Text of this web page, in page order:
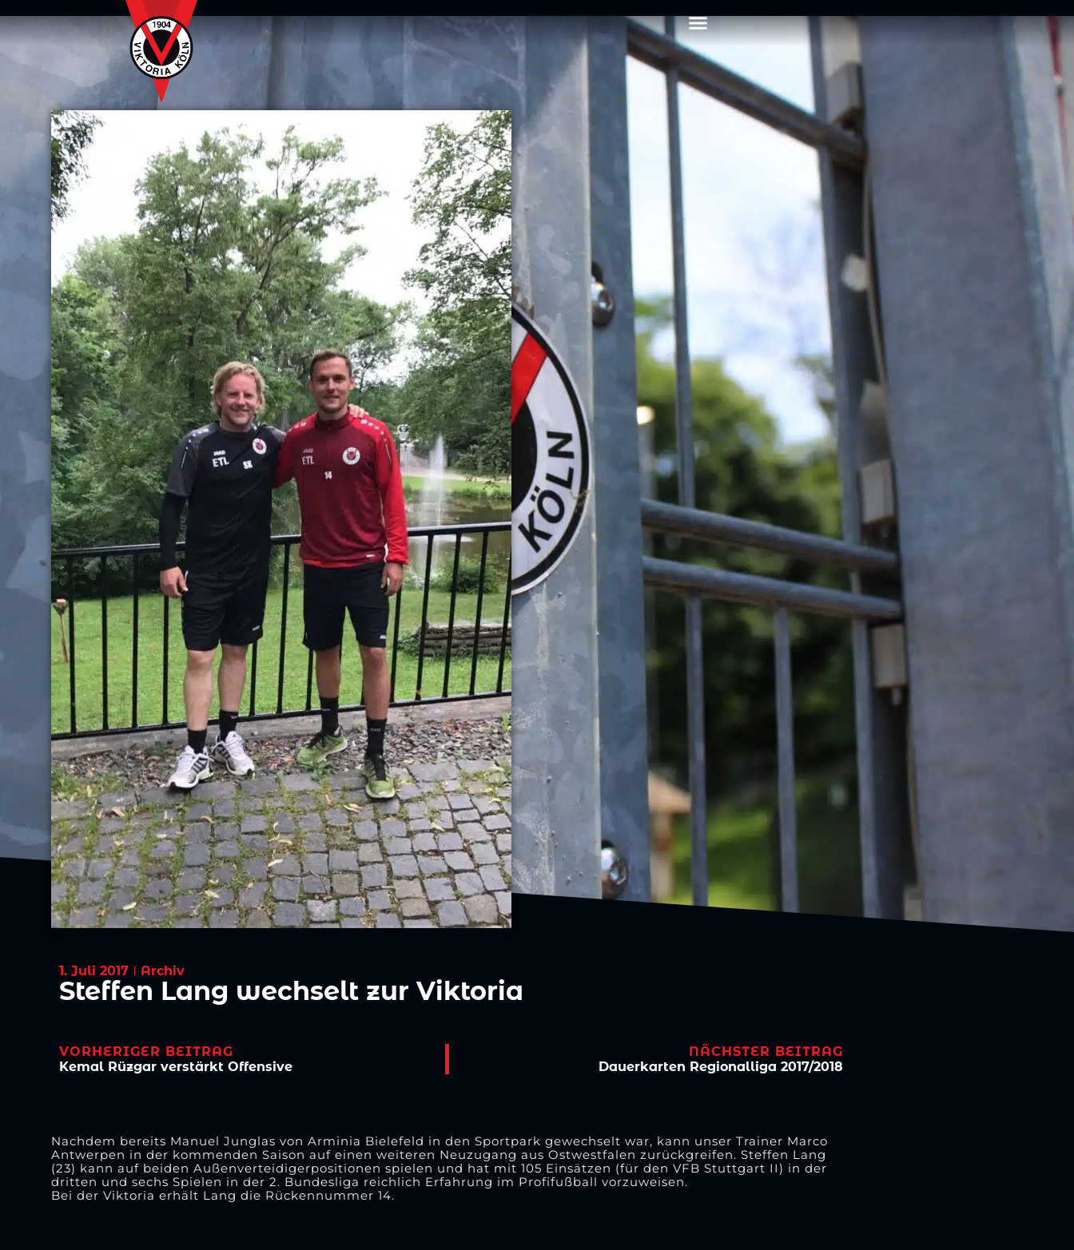
1. Juli 2017 Archiv
Steffen Lang wechselt zur Viktoria
VORHERIGER BEITRAG
Kemal Rüzgar verstärkt Offensive
NÄCHSTER BEITRAG
Dauerkarten Regionalliga 2017/2018
Nachdem bereits Manuel Junglas von Arminia Bielefeld in den Sportpark gewechselt war, kann unser Trainer Marco
Antwerpen in der kommenden Saison auf einen weiteren Neuzugang aus Ostwestfalen zurückgreifen. Steffen Lang
(23) kann auf beiden Außenverteidigerpositionen spielen und hat mit 105 Einsätzen (für den VFB Stuttgart II) in der
dritten und sechs Spielen in der 2. Bundesliga reichlich Erfahrung im Profifußball vorzuweisen.
Bei der Viktoria erhält Lang die Rückennummer 14.